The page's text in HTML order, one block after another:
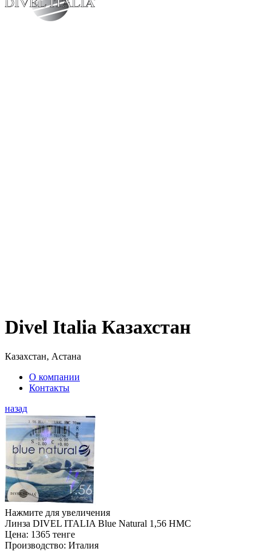
Divel Italia Казахстан
Казахстан, Астана
О компании
Контакты
назад
Нажмите для увеличения
Линза DIVEL ITALIA Blue Natural 1,56 HMC
Цена: 1365 тенге
Производство: Италия